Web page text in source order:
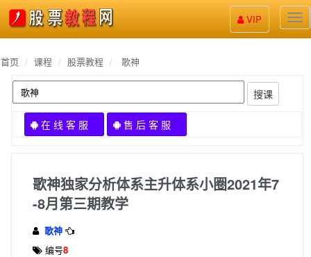
股
票
VIP
首页 课程 股票教程 歌神
搜课
在 线 客 服 售 后 客 服
歌神独家分析体系主升体系小圈2021年7
-8月第三期教学
歌神
编号8